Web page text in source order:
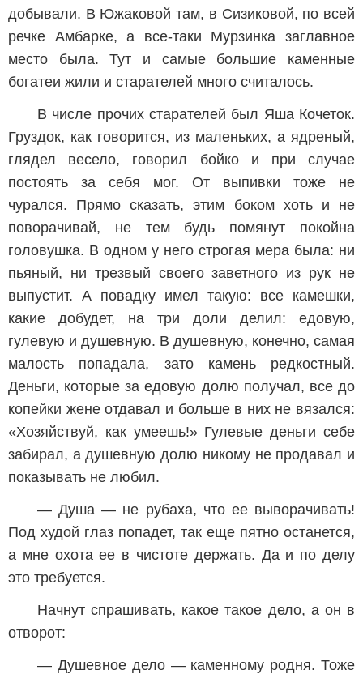
добывали. В Южаковой там, в Сизиковой, по всей
речке Амбарке, а все-таки Мурзинка заглавное
место была. Тут и самые большие каменные
богатеи жили и старателей много считалось.
В числе прочих старателей был Яша Кочеток.
Груздок, как говорится, из маленьких, а ядреный,
глядел весело, говорил бойко и при случае
постоять за себя мог. От выпивки тоже не
чурался. Прямо сказать, этим боком хоть и не
поворачивай, не тем будь помянут покойна
головушка. В одном у него строгая мера была: ни
пьяный, ни трезвый своего заветного из рук не
выпустит. А повадку имел такую: все камешки,
какие добудет, на три доли делил: едовую,
гулевую и душевную. В душевную, конечно, самая
малость попадала, зато камень редкостный.
Деньги, которые за едовую долю получал, все до
копейки жене отдавал и больше в них не вязался:
«Хозяйствуй, как умеешь!» Гулевые деньги себе
забирал, а душевную долю никому не продавал и
показывать не любил.
— Душа — не рубаха, что ее выворачивать!
Под худой глаз попадет, так еще пятно останется,
а мне охота ее в чистоте держать. Да и по делу
это требуется.
Начнут спрашивать, какое такое дело, а он в
отворот:
— Душевное дело — каменному родня. Тоже